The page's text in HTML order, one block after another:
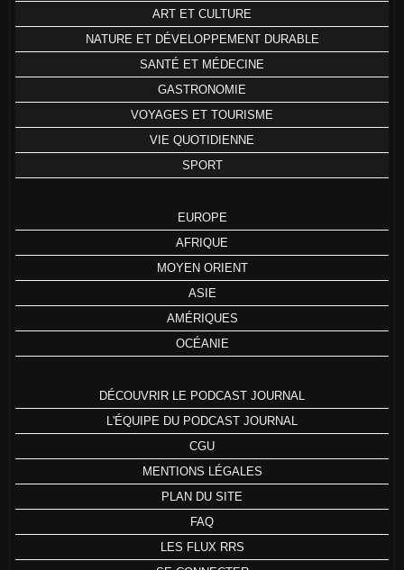
ART ET CULTURE
NATURE ET DÉVELOPPEMENT DURABLE
SANTÉ ET MÉDECINE
GASTRONOMIE
VOYAGES ET TOURISME
VIE QUOTIDIENNE
SPORT
EUROPE
AFRIQUE
MOYEN ORIENT
ASIE
AMÉRIQUES
OCÉANIE
DÉCOUVRIR LE PODCAST JOURNAL
L'ÉQUIPE DU PODCAST JOURNAL
CGU
MENTIONS LÉGALES
PLAN DU SITE
FAQ
LES FLUX RRS